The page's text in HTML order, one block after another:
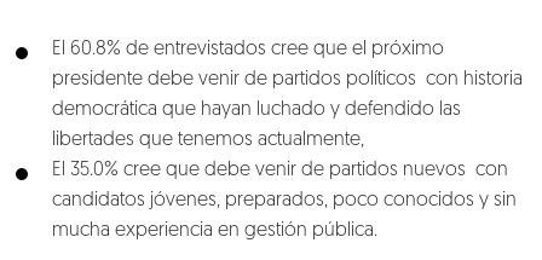
El 60.8% de entrevistados cree que el próximo
presidente debe venir de partidos políticos con historia
democrática que hayan luchado y defendido las
libertades que tenemos actualmente,
El 35.0% cree que debe venir de partidos nuevos con
candidatos jóvenes, preparados, poco conocidos y sin
mucha experiencia en gestión pública.